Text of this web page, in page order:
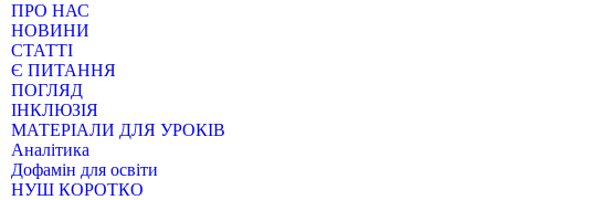
ПРО НАС
НОВИНИ
СТАТТІ
Є ПИТАННЯ
ПОГЛЯД
ІНКЛЮЗІЯ
МАТЕРІАЛИ ДЛЯ УРОКІВ
Аналітика
Дофамін для освіти
НУШ КОРОТКО